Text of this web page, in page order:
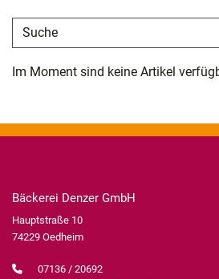
Im Moment sind keine Artikel
Bäckerei Denzer GmbH
Hauptstraße 10
74229 Oedheim
07136 / 20692